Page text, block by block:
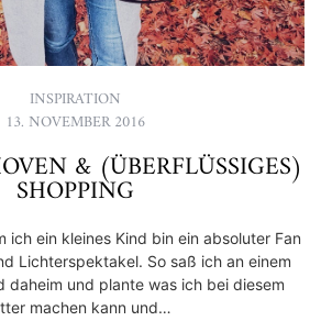
INSPIRATION
13. NOVEMBER 2016
& (ÜBERFLÜSSIGES)
SHOPPING
ich ein kleines Kind bin ein absoluter Fan
Lichterspektakel. So saß ich an einem
daheim und plante was ich bei diesem
machen kann und…